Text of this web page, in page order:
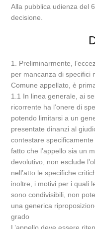
Alla pubblica udienza del
decisione.
1. Preliminarmente,
per mancanza di specifici
Comune appellato, è
1.1 In linea generale, ai
ricorrente ha l’onere di
potendo limitarsi a un
presentate dinanzi al
contestare
fatto che l’appello sia un
devolutivo, non esclude
nell’atto le specifiche
inoltre, i motivi per i quali
sono condivisibili, non
una generica
grado